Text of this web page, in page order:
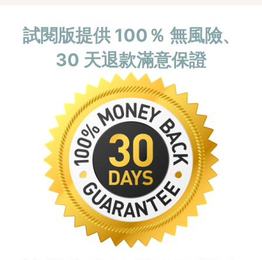
試閱版提供 100％ 無風險、
30 天退款滿意保證